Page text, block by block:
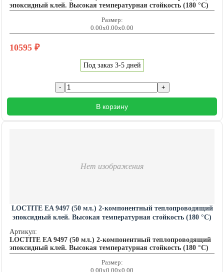
эпоксидный клей. Высокая температурная стойкость (180 °C)
Размер:
0.00x0.00x0.00
10595 ₽
Под заказ 3-5 дней
В корзину
Нет изображения
LOCTITE EA 9497 (50 мл.) 2-компонентный теплопроводящий
эпоксидный клей. Высокая температурная стойкость (180 °C)
Артикул:
LOCTITE EA 9497 (50 мл.) 2-компонентный теплопроводящий
эпоксидный клей. Высокая температурная стойкость (180 °C)
Размер:
0.00x0.00x0.00